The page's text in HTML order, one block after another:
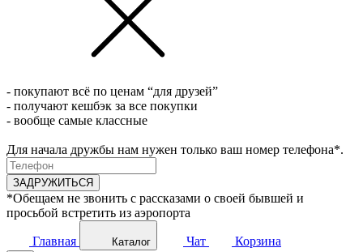
- покупают всё по ценам “для друзей”
- получают кешбэк за все покупки
- вообще самые классные
Для начала дружбы нам нужен только ваш номер телефона*.
ЗАДРУЖИТЬСЯ
*Обещаем не звонить с рассказами о своей бывшей и
просьбой встретить из аэропорта
Главная Каталог Чат Корзина